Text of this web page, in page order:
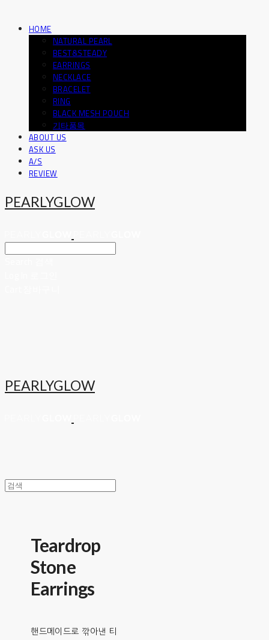
HOME
NATURAL PEARL
BEST&STEADY
EARRINGS
NECKLACE
BRACELET
RING
BLACK MESH POUCH
기타품목
ABOUT US
ASK US
A/S
REVIEW
PEARLYGLOW
PEARLYGLOW
Teardrop
Stone
Earrings
핸드메이드로 깎아낸 티